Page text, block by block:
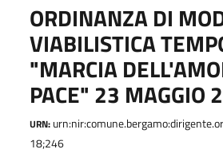
ORDINANZA DI
VIABILISTICA
"MARCIA
PACE" 23 MAGGIO
URN:
18;246